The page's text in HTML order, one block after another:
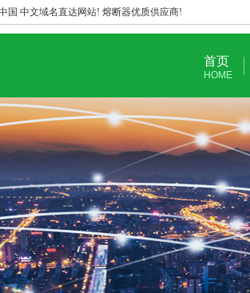
国 中文域名直达网站! 熔断器优质供应商!
首页
HOME